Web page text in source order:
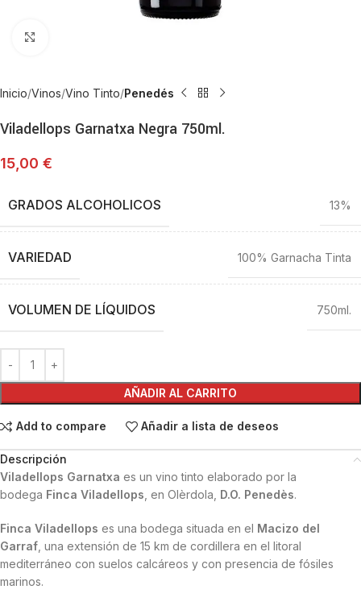
Inicio Vinos Vino Tinto Penedés
Viladellops Garnatxa Negra 750ml.
15,00 €
GRADOS ALCOHOLICOS 13%
VARIEDAD 100% Garnacha Tinta
VOLUMEN DE LÍQUIDOS 750ml.
AÑADIR AL CARRITO
Add to compare Añadir a lista de deseos
Descripción
Viladellops Garnatxa es un vino tinto elaborado por la
bodega Finca Viladellops , en Olèrdola, D.O. Penedès.
Finca Viladellops es una bodega situada en el Macizo del
Garraf , una extensión de 15 km de cordillera en el litoral
mediterráneo con suelos calcáreos y con presencia de fósiles
marinos.